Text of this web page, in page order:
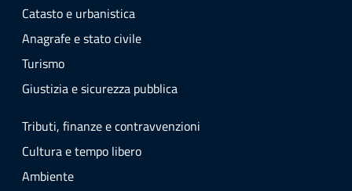
Catasto e urbanistica
Anagrafe e stato civile
Turismo
Giustizia e sicurezza pubblica
Tributi, finanze e contravvenzioni
Cultura e tempo libero
Ambiente